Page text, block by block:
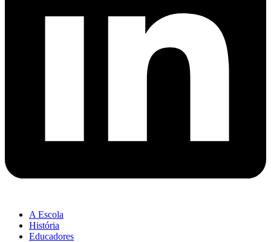
A Escola
História
Educadores